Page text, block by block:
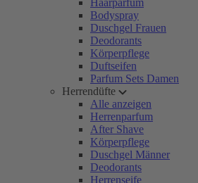
Haarparfum
Bodyspray
Duschgel Frauen
Deodorants
Körperpflege
Duftseifen
Parfum Sets Damen
Herrendüfte
Alle anzeigen
Herrenparfum
After Shave
Körperpflege
Duschgel Männer
Deodorants
Herrenseife